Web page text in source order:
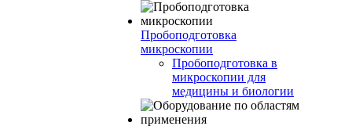
Пробоподготовка
микроскопии
Пробоподготовка в
микроскопии для
медицины и биологии